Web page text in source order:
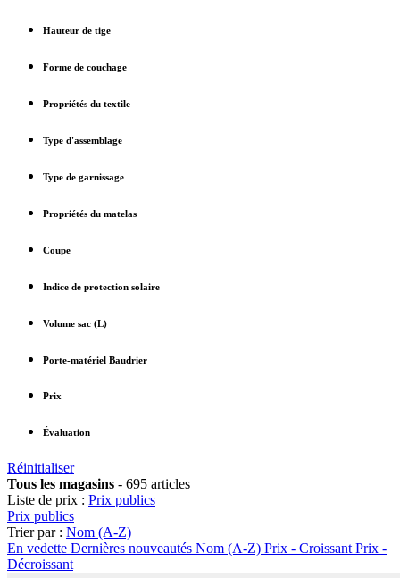
Hauteur de tige
Forme de couchage
Propriétés du textile
Type d'assemblage
Type de garnissage
Propriétés du matelas
Coupe
Indice de protection solaire
Volume sac (L)
Porte-matériel Baudrier
Prix
Évaluation
Réinitialiser
Tous les magasins - 695 articles
Liste de prix : Prix publics
Prix publics
Trier par : Nom (A-Z)
En vedette Dernières nouveautés Nom (A-Z) Prix - Croissant Prix -
Décroissant